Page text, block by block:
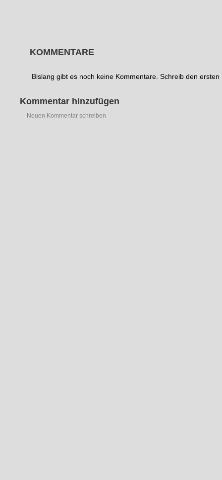
KOMMENTARE
Bislang gibt es noch keine Kommentare. Schreib den ersten
Kommentar hinzufügen
Neuen Kommentar schreiben